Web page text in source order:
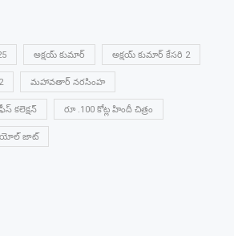
అక్షయ్ కుమార్ అక్షయ్ కుమార్ కేసరి 2
మహావతార్ నరసింహ
కలెక్షన్ రూ .100 కోట్ల హిందీ చిత్రం
జాట్